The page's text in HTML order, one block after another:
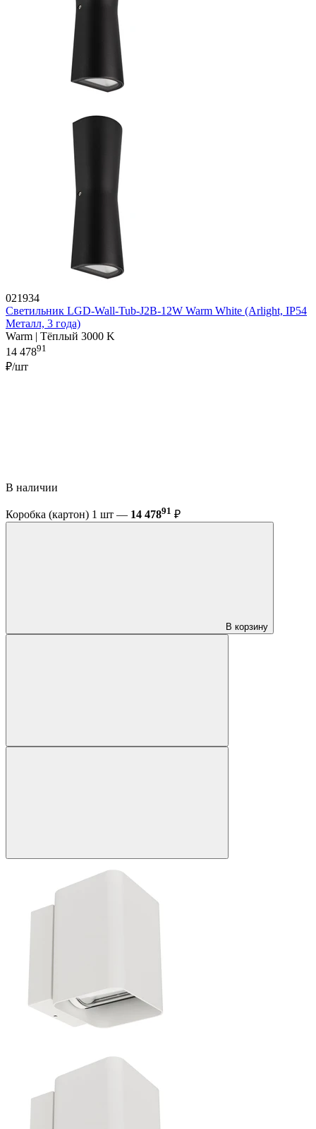
021934
Светильник LGD-Wall-Tub-J2B-12W Warm White (Arlight, IP54
Металл, 3 года)
Warm | Тёплый 3000 K
14 47891
₽/шт
В наличии
Коробка (картон) 1 шт — 14 47891 ₽
В корзину